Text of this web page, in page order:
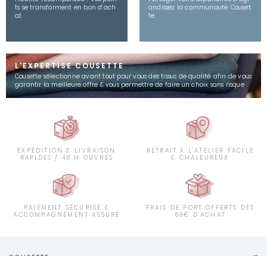
ts se transforment en bon d’ach
at
andissez la communauté Couset
te
L'EXPERTISE COUSETTE
Cousette sélectionne avant tout pour vous des tissus de qualité afin de vous
garantir la meilleure offre & vous permettre de faire un choix sans risque
EXPÉDITION & LIVRAISON
RAPIDES / 48 H OUVRÉS
RETRAIT À L'ATELIER FACILE
& CHALEUREUX
PAIEMENT SÉCURISÉ &
ACCOMPAGNEMENT ASSURÉ
FRAIS DE PORT OFFERTS DÈS
69€ D'ACHAT